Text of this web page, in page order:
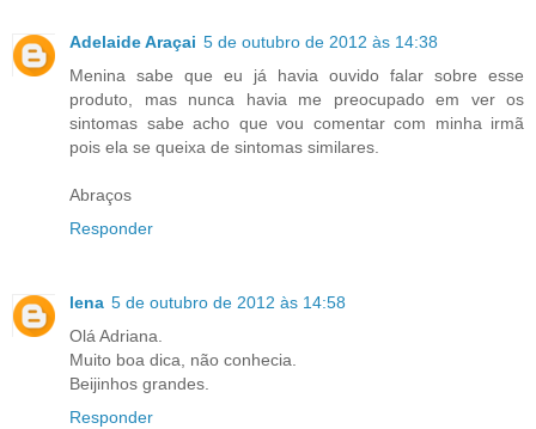
Adelaide Araçai 5 de outubro de 2012 às 14:38
Menina sabe que eu já havia ouvido falar sobre esse
produto, mas nunca havia me preocupado em ver os
sintomas sabe acho que vou comentar com minha irmã
pois ela se queixa de sintomas similares.
Abraços
Responder
lena 5 de outubro de 2012 às 14:58
Olá Adriana.
Muito boa dica, não conhecia.
Beijinhos grandes.
Responder